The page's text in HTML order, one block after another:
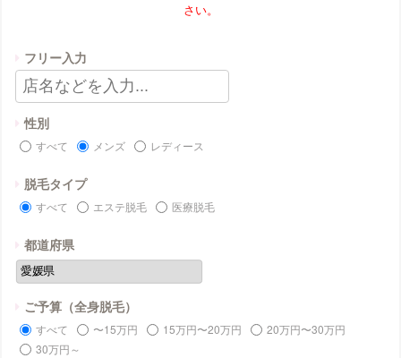
さい。
フリー入力
性別
すべて メンズ レディース
脱毛タイプ
すべて エステ脱毛 医療脱毛
都道府県
ご予算（全身脱毛）
すべて 〜15万円 15万円〜20万円
20万円〜30万円
30万円～